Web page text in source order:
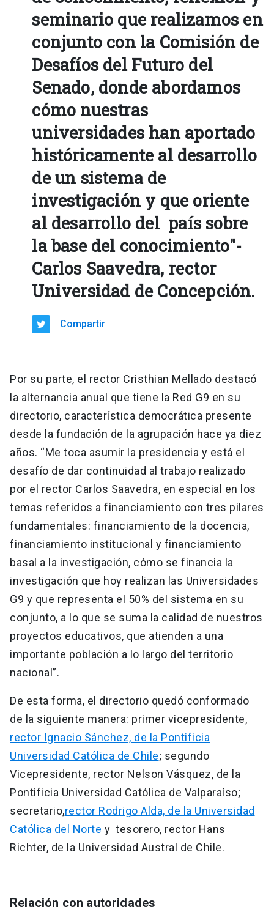
seminario que realizamos en
conjunto con la Comisión de
Desafíos del Futuro del
Senado, donde abordamos
cómo nuestras
universidades han aportado
históricamente al desarrollo
de un sistema de
investigación y que oriente
al desarrollo del país sobre
la base del conocimiento"-
Carlos Saavedra, rector
Universidad de Concepción.
Compartir
Por su parte, el rector Cristhian Mellado destacó
la alternancia anual que tiene la Red G9 en su
directorio, característica democrática presente
desde la fundación de la agrupación hace ya diez
años. “Me toca asumir la presidencia y está el
desafío de dar continuidad al trabajo realizado
por el rector Carlos Saavedra, en especial en los
temas referidos a financiamiento con tres pilares
fundamentales: financiamiento de la docencia,
financiamiento institucional y financiamiento
basal a la investigación, cómo se financia la
investigación que hoy realizan las Universidades
G9 y que representa el 50% del sistema en su
conjunto, a lo que se suma la calidad de nuestros
proyectos educativos, que atienden a una
importante población a lo largo del territorio
nacional”.
De esta forma, el directorio quedó conformado
de la siguiente manera: primer vicepresidente,
rector Ignacio Sánchez, de la Pontificia
Universidad Católica de Chile; segundo
Vicepresidente, rector Nelson Vásquez, de la
Pontificia Universidad Católica de Valparaíso;
secretario,rector Rodrigo Alda, de la Universidad
Católica del Norte y tesorero, rector Hans
Richter, de la Universidad Austral de Chile.
Relación con autoridades